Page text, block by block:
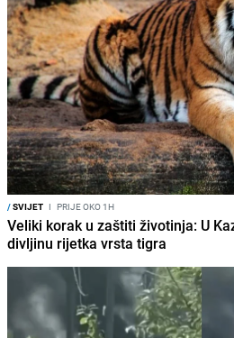
/SVIJET I PRIJE OKO 1H
Veliki korak u zaštiti životinja: U
divljinu rijetka vrsta tigra